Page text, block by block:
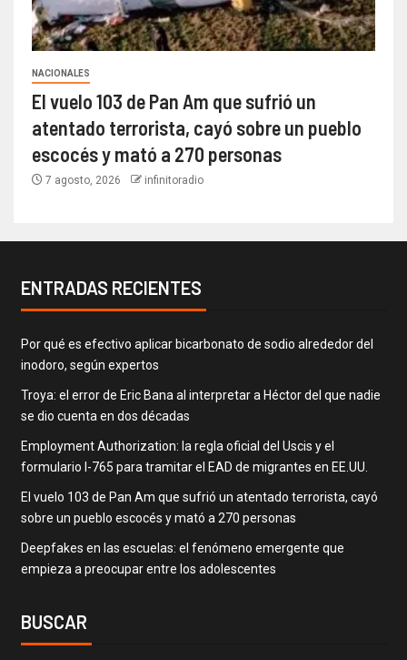
NACIONALES
El vuelo 103 de Pan Am que sufrió un
atentado terrorista, cayó sobre un pueblo
escocés y mató a 270 personas
7 agosto, 2026 infinitoradio
ENTRADAS RECIENTES
Por qué es efectivo aplicar bicarbonato de sodio alrededor del
inodoro, según expertos
Troya: el error de Eric Bana al interpretar a Héctor del que nadie
se dio cuenta en dos décadas
Employment Authorization: la regla oficial del Uscis y el
formulario I-765 para tramitar el EAD de migrantes en EE.UU.
El vuelo 103 de Pan Am que sufrió un atentado terrorista, cayó
sobre un pueblo escocés y mató a 270 personas
Deepfakes en las escuelas: el fenómeno emergente que
empieza a preocupar entre los adolescentes
BUSCAR